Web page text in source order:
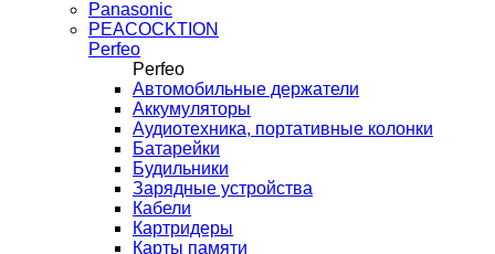
Panasonic
PEACOCKTION
Perfeo
Perfeo
Автомобильные держатели
Аккумуляторы
Аудиотехника, портативные колонки
Батарейки
Будильники
Зарядные устройства
Кабели
Картридеры
Карты памяти